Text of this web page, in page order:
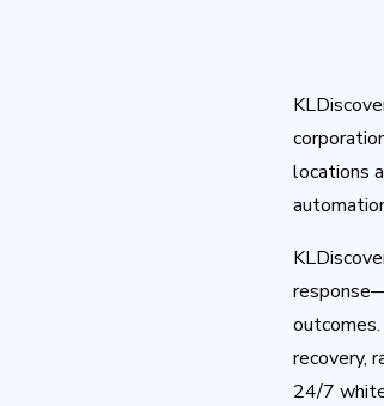
locations
recovery,
24/7